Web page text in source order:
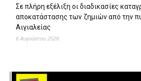
Σε πλήρη εξέλιξη οι διαδικασίες
αποκατάστασης των ζημιών από την
Αιγιαλείας
6 Αυγούστου 2026